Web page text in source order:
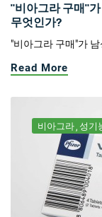
"비아그라 구매"
무엇인가?
"비아그라 구매"가
Read More
비아그라 성기